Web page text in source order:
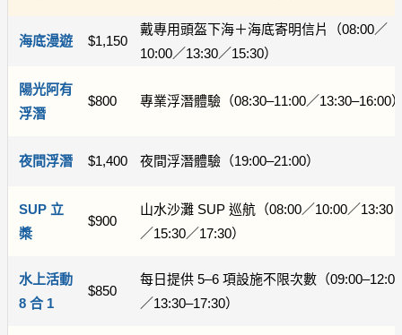
海底漫遊 $1,150
戴專用頭盔下海＋海底寄明信片（08:00／
10:00／13:30／15:30）
陽光阿有
浮潛
$800 專業浮潛體驗（08:30–11:00／13:30–16:00
夜間浮潛 $1,400 夜間浮潛體驗（19:00–21:00）
SUP 立
槳
$900
山水沙灘 SUP 巡航（08:00／10:00／13:30
／15:30／17:30）
水上活動
8 合 1
$850
每日提供 5–6 項設施不限次數（09:00–12:00
／13:30–17:30）